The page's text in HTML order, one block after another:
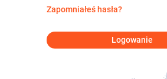
Zapomniałeś hasła?
Logowanie